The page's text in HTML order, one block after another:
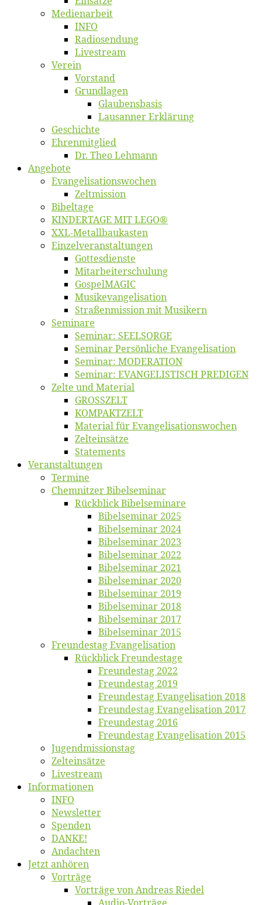
Me­di­en­ar­beit
INFO
Ra­dio­sen­dung
Live­stream
Ver­ein
Vor­stand
Grund­la­gen
Glaubens­ba­sis
Lausan­ner Erklärung
Ge­schich­te
Eh­ren­mit­glied
Dr. Theo Lehmann
An­ge­bo­te
Evangelisa­tions­wo­chen
Zelt­mis­si­on
Bi­bel­ta­ge
KINDERTAGE MIT LEGO®
XXL-Me­­tal­l­­bau­­kas­­ten
Einzelver­an­stal­tungen
Got­tes­diens­te
Mitarbeiter­schulung
Gos­pel­MA­GIC
Musikevan­ge­li­sa­tion
Straßenmis­sion mit Musikern
Se­mi­na­re
Se­mi­nar: SEELSORGE
Se­mi­nar Per­sön­li­che Evangelisation
Se­mi­nar: MODERATION
Se­mi­nar: EVANGELISTISCH PREDIGEN
Zel­te und Material
GROSSZELT
KOMPAKTZELT
Ma­te­ri­al für Evangelisationswochen
Zelt­ein­sät­ze
State­ments
Ver­an­stal­tun­gen
Ter­mi­ne
Chemnit­zer Bibelseminar
Rück­blick Bibelseminare
Bi­bel­se­mi­nar 2025
Bi­bel­se­mi­nar 2024
Bi­bel­se­mi­nar 2023
Bi­bel­se­mi­nar 2022
Bi­bel­se­mi­nar 2021
Bi­bel­se­mi­nar 2020
Bi­bel­se­mi­nar 2019
Bi­bel­se­mi­nar 2018
Bibelsemi­nar 2017
Bibelsemi­nar 2015
Freun­des­tag Evangelisation
Rück­blick Freundestage
Freun­des­tag 2022
Freun­des­tag 2019
Freun­des­tag Evan­ge­li­sa­ti­on 2018
Freun­des­tag Evan­ge­li­sa­ti­on 2017
Freun­des­tag 2016
Freun­des­tag Evan­ge­li­sa­ti­on 2015
Jugend­mis­sions­tag
Zelt­ein­sät­ze
Live­stream
Informatio­nen
INFO
News­let­ter
Spen­den
DANKE!
An­dach­ten
Jetzt an­hö­ren
Vor­trä­ge
Vor­trä­ge von An­dre­as Riedel